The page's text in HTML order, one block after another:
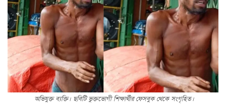
অভিযুক্ত ব্যক্তি। ছবিটি ভুক্তভোগী শিক্ষার্থীর ফেসবুক থেকে সংগৃহিত।